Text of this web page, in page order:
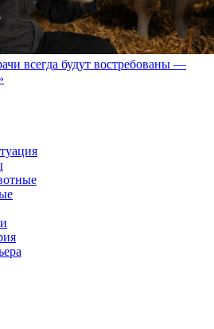
всегда будут востребованы —